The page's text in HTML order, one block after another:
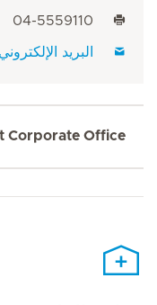
04-5559110
البريد الإلكتروني
Corporate Office